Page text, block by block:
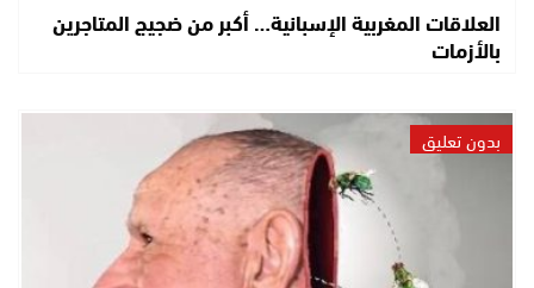
العلاقات المغربية الإسبانية… أكبر من ضجيج المتاجرين
بالأزمات
بدون تعليق